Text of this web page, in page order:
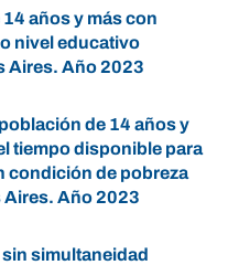
años y más con
nivel educativo
Aires. Año 2023
de 14 años y
tiempo disponible para
condición de pobreza
Aires. Año 2023
simultaneidad